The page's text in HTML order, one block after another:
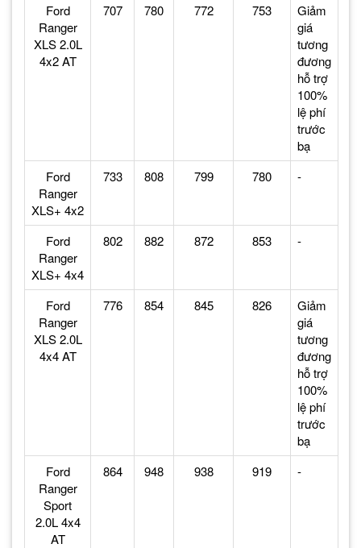
Ford
Ranger
XLS 2.0L
4x2 AT
707 780 772 753
Giảm
giá
tương
đương
hỗ trợ
100%
lệ phí
trước
bạ
Ford
Ranger
XLS+ 4x2
733 808 799 780 -
Ford
Ranger
XLS+ 4x4
802 882 872 853 -
Ford
Ranger
XLS 2.0L
4x4 AT
776 854 845 826
Giảm
giá
tương
đương
hỗ trợ
100%
lệ phí
trước
bạ
Ford
Ranger
Sport
2.0L 4x4
AT
864 948 938 919 -